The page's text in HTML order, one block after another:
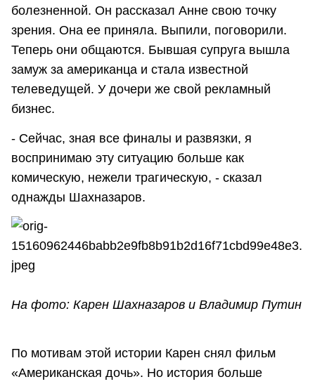
болезненной. Он рассказал Анне свою точку
зрения. Она ее приняла. Выпили, поговорили.
Теперь они общаются. Бывшая супруга вышла
замуж за американца и стала известной
телеведущей. У дочери же свой рекламный
бизнес.
- Сейчас, зная все финалы и развязки, я
воспринимаю эту ситуацию больше как
комическую, нежели трагическую, - сказал
однажды Шахназаров.
На фото: Карен Шахназаров и Владимир Путин
По мотивам этой истории Карен снял фильм
«Американская дочь». Но история больше